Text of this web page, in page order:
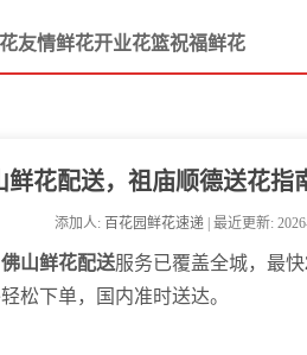
友情鲜花开业花篮祝福鲜花
鲜花配送，祖庙顺德送花指
添加人: 百花园鲜花速递 | 最近更新:
佛山鲜花配送服务已覆盖全城，最快
松下单，国内准时送达。